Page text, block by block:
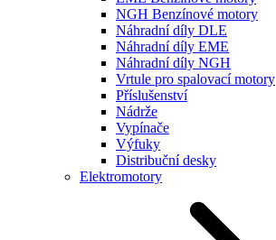
NGH Benzínové motory
Náhradní díly DLE
Náhradní díly EME
Náhradní díly NGH
Vrtule pro spalovací motory
Příslušenství
Nádrže
Vypínače
Výfuky
Distribuční desky
Elektromotory